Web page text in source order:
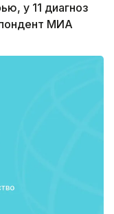
у 11 диагноз
МИА